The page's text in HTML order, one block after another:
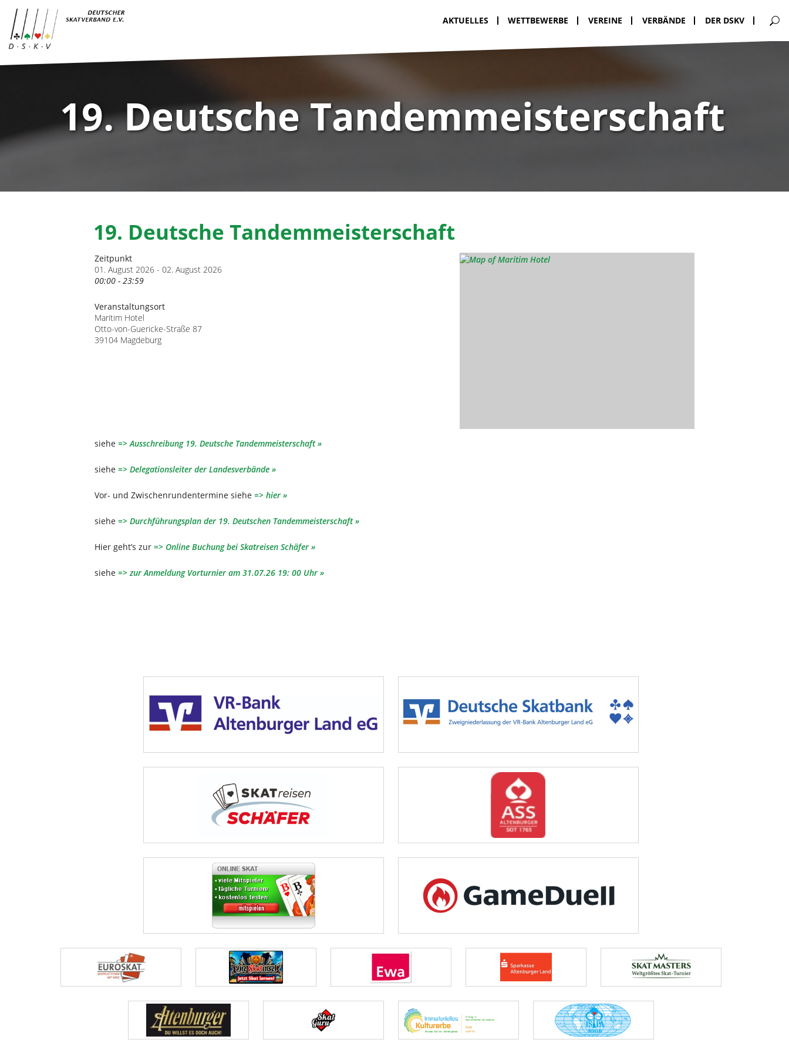
19. Deutsche Tandemmeisterschaft
19. Deutsche Tandemmeisterschaft
Zeitpunkt
01. August 2026 - 02. August 2026
00:00 - 23:59
Veranstaltungsort
Maritim Hotel
Otto-von-Guericke-Straße 87
39104 Magdeburg
siehe=> Ausschreibung 19. Deutsche Tandemmeisterschaft
siehe=> Delegationsleiter der Landesverbände
Vor- und Zwischenrundentermine siehe => hier
siehe=> Durchführungsplan der 19. Deutschen Tandemmeisterschaft
Hier geht’s zur=> Online Buchung bei Skatreisen Schäfer
siehe=> zur Anmeldung Vorturnier am 31.07.26 19: 00 Uhr
AKTUELLES WETTBEWERBE VEREINE VERBÄNDE DER DSKV